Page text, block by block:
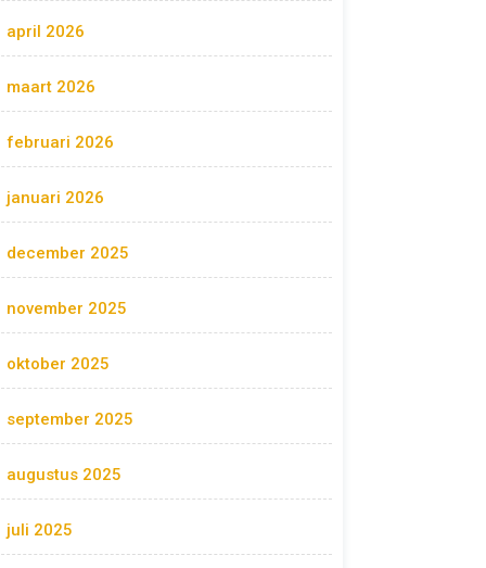
april 2026
maart 2026
februari 2026
januari 2026
december 2025
november 2025
oktober 2025
september 2025
augustus 2025
juli 2025